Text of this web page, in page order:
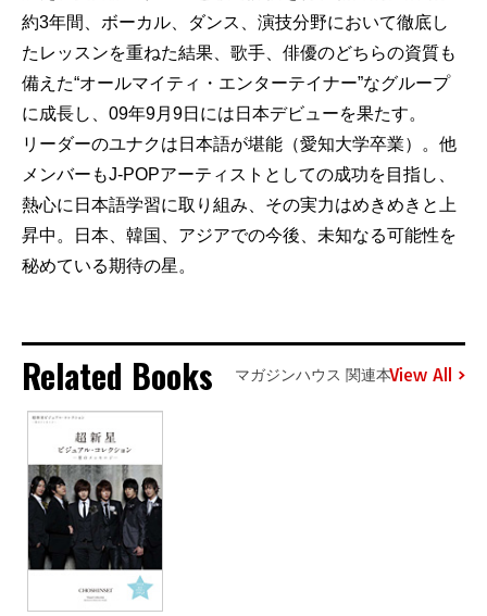
約3年間、ボーカル、ダンス、演技分野において徹底し
たレッスンを重ねた結果、歌手、俳優のどちらの資質も
備えた“オールマイティ・エンターテイナー”なグループ
に成長し、09年9月9日には日本デビューを果たす。
リーダーのユナクは日本語が堪能（愛知大学卒業）。他
メンバーもJ-POPアーティストとしての成功を目指し、
熱心に日本語学習に取り組み、その実力はめきめきと上
昇中。日本、韓国、アジアでの今後、未知なる可能性を
秘めている期待の星。
Related Books マガジンハウス 関連本View All